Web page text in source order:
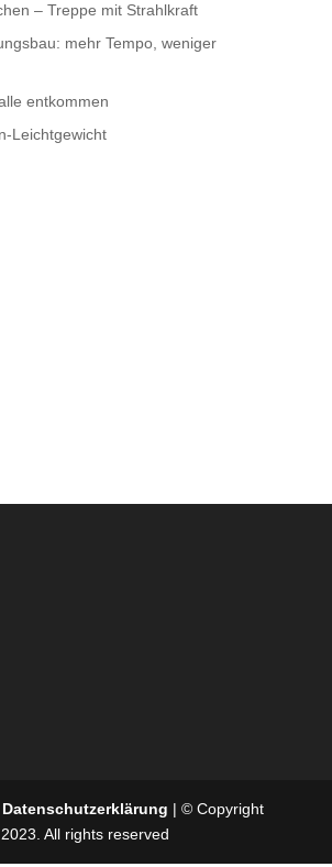
– Treppe mit Strahlkraft
mehr Tempo, weniger
entkommen
Leichtgewicht
Datenschutzerklärung | © Copyright
2023. All rights reserved